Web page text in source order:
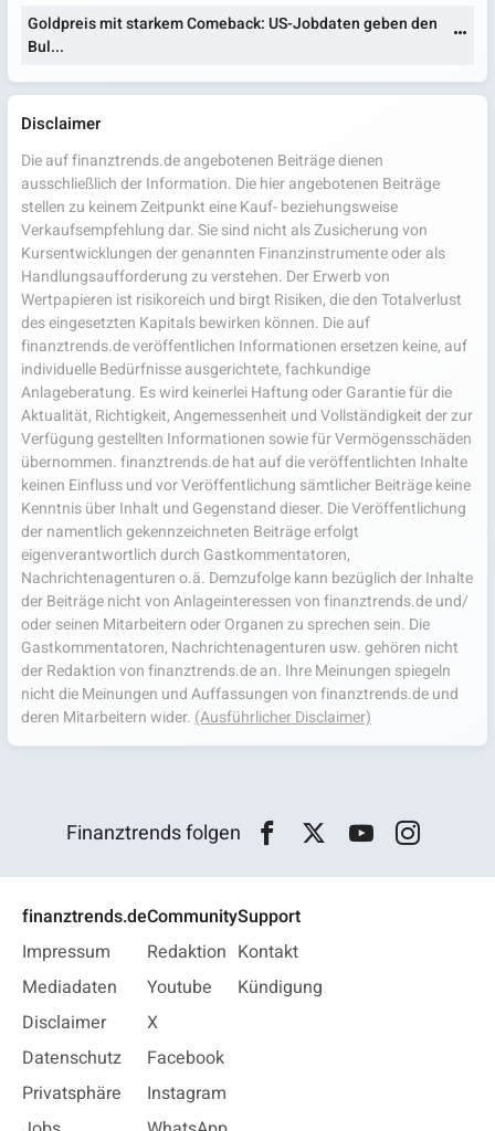
Goldpreis mit starkem Comeback: US-Jobdaten geben den
Bul...
Disclaimer
Die auf finanztrends.de angebotenen Beiträge dienen
ausschließlich der Information. Die hier angebotenen Beiträge
stellen zu keinem Zeitpunkt eine Kauf- beziehungsweise
Verkaufsempfehlung dar. Sie sind nicht als Zusicherung von
Kursentwicklungen der genannten Finanzinstrumente oder als
Handlungsaufforderung zu verstehen. Der Erwerb von
Wertpapieren ist risikoreich und birgt Risiken, die den Totalverlust
des eingesetzten Kapitals bewirken können. Die auf
finanztrends.de veröffentlichen Informationen ersetzen keine, auf
individuelle Bedürfnisse ausgerichtete, fachkundige
Anlageberatung. Es wird keinerlei Haftung oder Garantie für die
Aktualität, Richtigkeit, Angemessenheit und Vollständigkeit der zur
Verfügung gestellten Informationen sowie für Vermögensschäden
übernommen. finanztrends.de hat auf die veröffentlichten Inhalte
keinen Einfluss und vor Veröffentlichung sämtlicher Beiträge keine
Kenntnis über Inhalt und Gegenstand dieser. Die Veröffentlichung
der namentlich gekennzeichneten Beiträge erfolgt
eigenverantwortlich durch Gastkommentatoren,
Nachrichtenagenturen o.ä. Demzufolge kann bezüglich der Inhalte
der Beiträge nicht von Anlageinteressen von finanztrends.de und/
oder seinen Mitarbeitern oder Organen zu sprechen sein. Die
Gastkommentatoren, Nachrichtenagenturen usw. gehören nicht
der Redaktion von finanztrends.de an. Ihre Meinungen spiegeln
nicht die Meinungen und Auffassungen von finanztrends.de und
deren Mitarbeitern wider. (Ausführlicher Disclaimer)
Finanztrends folgen
finanztrends.de
Impressum
Mediadaten
Disclaimer
Datenschutz
Privatsphäre
Community
Redaktion
Youtube
X
Facebook
Instagram
Support
Kontakt
Kündigung